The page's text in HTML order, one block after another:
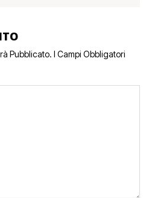
Pubblicato. I Campi Obbligatori